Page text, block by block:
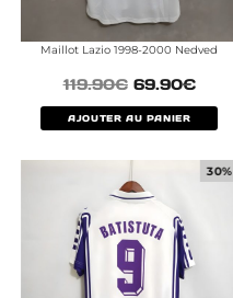
Maillot Lazio 1998-2000 Nedved
119.90€ 69.90€
AJOUTER AU PANIER
30%